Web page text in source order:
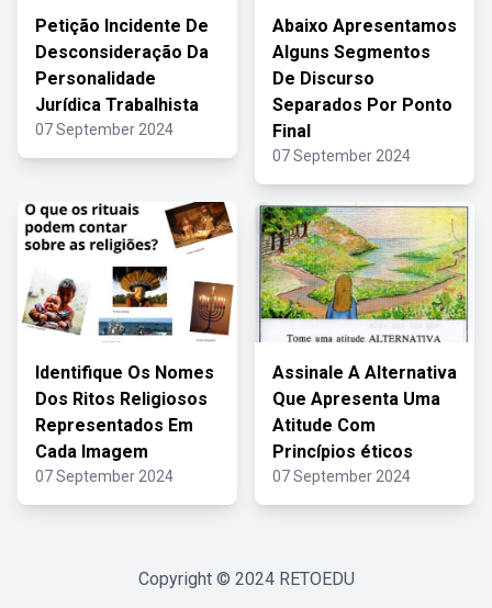
Petição Incidente De
Desconsideração Da
Personalidade
Jurídica Trabalhista
07 September 2024
Abaixo Apresentamos
Alguns Segmentos
De Discurso
Separados Por Ponto
Final
07 September 2024
Identifique Os Nomes
Dos Ritos Religiosos
Representados Em
Cada Imagem
07 September 2024
Assinale A Alternativa
Que Apresenta Uma
Atitude Com
Princípios éticos
07 September 2024
Copyright © 2024 RETOEDU